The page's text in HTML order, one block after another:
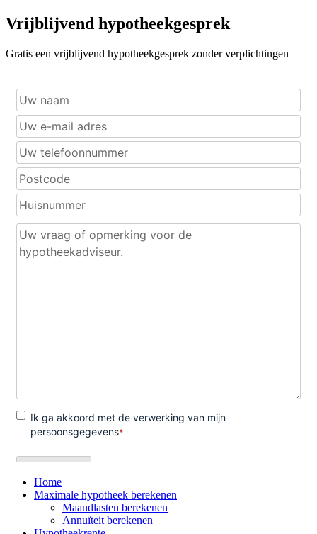
Vrijblijvend hypotheekgesprek
Gratis een vrijblijvend hypotheekgesprek zonder verplichtingen
Home
Maximale hypotheek berekenen
Maandlasten berekenen
Annuïteit berekenen